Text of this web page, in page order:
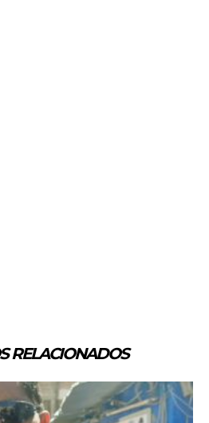
RELACIONADOS